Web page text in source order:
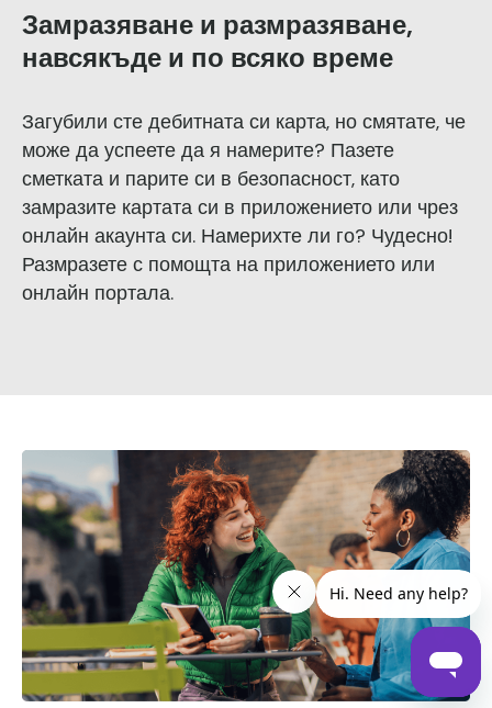
Замразяване и размразяване,
навсякъде и по всяко време
Загубили сте дебитната си карта, но смятате, че
може да успеете да я намерите? Пазете
сметката и парите си в безопасност, като
замразите картата си в приложението или чрез
онлайн акаунта си. Намерихте ли го? Чудесно!
Размразете с помощта на приложението или
онлайн портала.